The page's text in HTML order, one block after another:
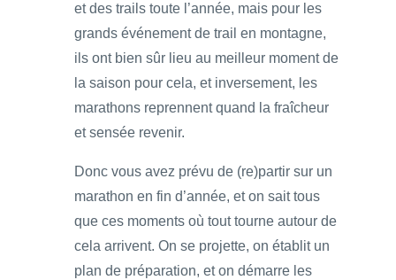
et des trails toute l’année, mais pour les
grands événement de trail en montagne,
ils ont bien sûr lieu au meilleur moment de
la saison pour cela, et inversement, les
marathons reprennent quand la fraîcheur
et sensée revenir.
Donc vous avez prévu de (re)partir sur un
marathon en fin d’année, et on sait tous
que ces moments où tout tourne autour de
cela arrivent. On se projette, on établit un
plan de préparation, et on démarre les